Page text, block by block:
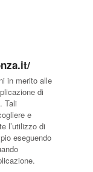
in merito alle
di
Tali
e
l’utilizzo di
eseguendo